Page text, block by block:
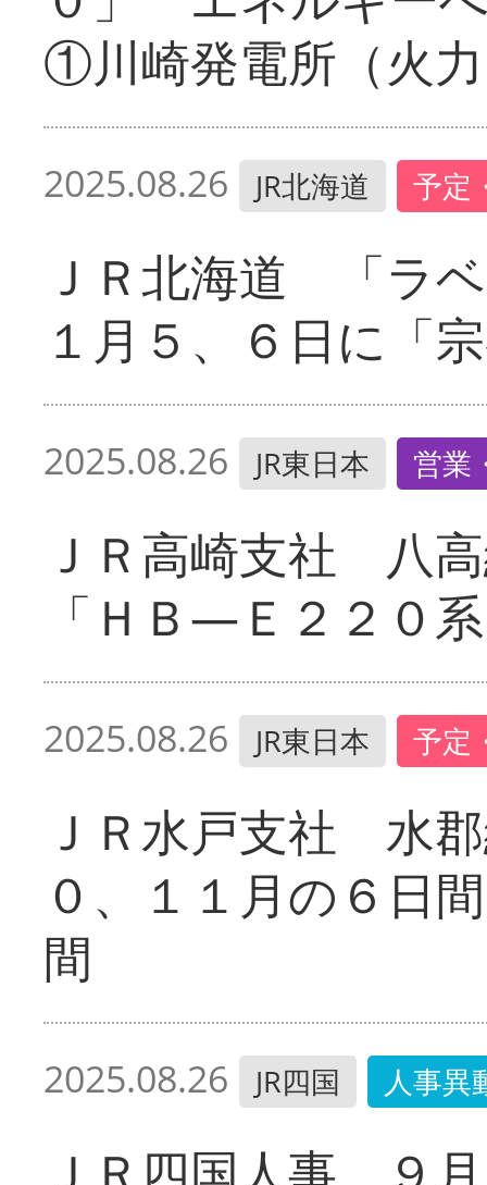
①川崎発電所（火
2025.08.26 JR北海道 予定
ＪＲ北海道 「ラ
１月５、６日に「
2025.08.26 JR東日本 営業
ＪＲ高崎支社 八
「ＨＢ―Ｅ２２０
2025.08.26 JR東日本 予定
ＪＲ水戸支社 水
０、１１月の６
間
2025.08.26 JR四国 人事異
ＪＲ四国人事 ９